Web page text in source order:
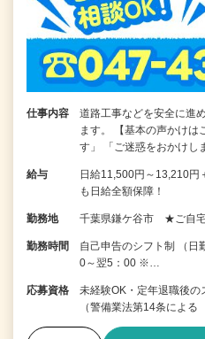
仕事内容
道路工事などを安全に進
ます。 【基本の声かけは
す」 「ご迷惑をおかけし
給与
日給11,500円～13,210
も日給全額保障！
勤務地 千葉県鎌ケ谷市 ★ご自宅
勤務時間
自己申告のシフト制 （
0～翌5：00 ※…
応募資格
未経験OK・定年退職後の
（警備業法第14条によ